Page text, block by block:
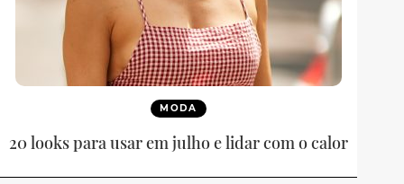
MODA
20 looks para usar em julho e lidar com o calor